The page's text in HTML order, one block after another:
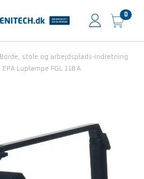
0
Borde, stole og arbejdsplads-indretning
EPA Luplampe FGL 118 A